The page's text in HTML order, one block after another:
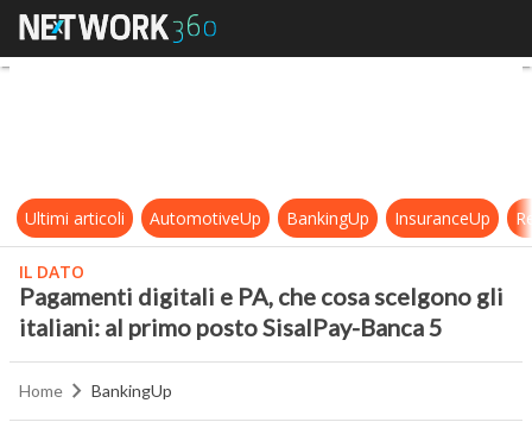
Pagamenti digitali e PA, che cosa
Ultimi articoli AutomotiveUp BankingUp InsuranceUp
IL DATO
Pagamenti digitali e PA, che cosa scelgono gli
italiani: al primo posto SisalPay-Banca 5
Home BankingUp